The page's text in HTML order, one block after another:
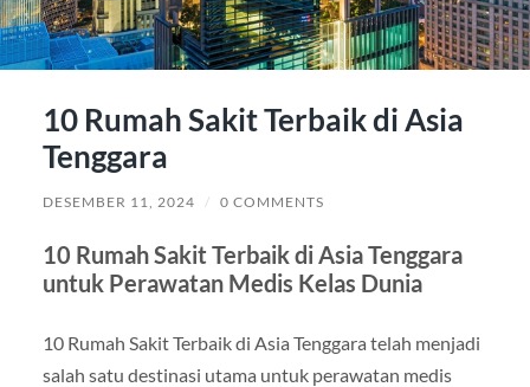
10 Rumah Sakit Terbaik di Asia
Tenggara
DESEMBER 11, 2024 / 0 COMMENTS
10 Rumah Sakit Terbaik di Asia Tenggara
untuk Perawatan Medis Kelas Dunia
10 Rumah Sakit Terbaik di Asia Tenggara telah menjadi
salah satu destinasi utama untuk perawatan medis